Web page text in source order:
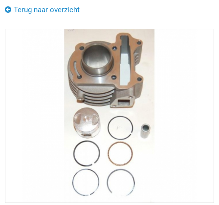
Terug naar overzicht